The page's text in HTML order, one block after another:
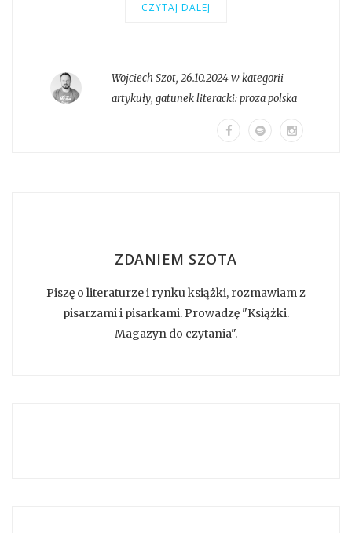
CZYTAJ DALEJ
Wojciech Szot, 26.10.2024 w kategorii
artykuły, gatunek literacki:proza polska
ZDANIEM SZOTA
Piszę o literaturze i rynku książki, rozmawiam z
pisarzami i pisarkami. Prowadzę "Książki.
Magazyn do czytania".